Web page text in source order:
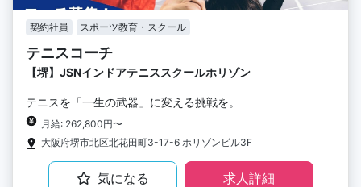
契約社員 スポーツ教育・スクール
テニスコーチ
【堺】JSNインドアテニススクールホリゾン
テニスを「一生の武器」に変える挑戦を。
月給: 262,800円〜
大阪府堺市北区北花田町3-17-6 ホリゾンビル3F
気になる 求人詳細